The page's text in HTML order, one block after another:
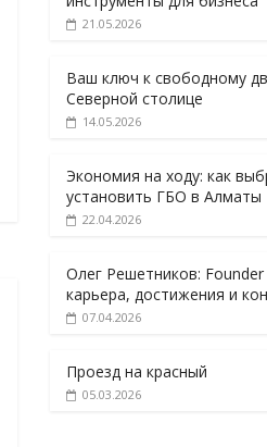
21.05.2026
Ваш ключ к свободному
Северной столице
14.05.2026
Экономия на ходу: как
установить ГБО в Алматы
22.04.2026
Олег Решетников:
карьера, достижения и
07.04.2026
Проезд на красный
05.03.2026